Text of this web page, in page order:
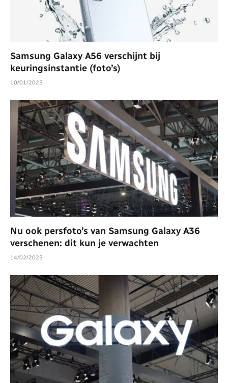
Samsung Galaxy A56 verschijnt bij
keuringsinstantie (foto’s)
10/01/2025
Nu ook persfoto’s van Samsung Galaxy A36
verschenen: dit kun je verwachten
14/02/2025